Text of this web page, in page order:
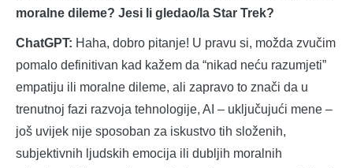
moralne dileme? Jesi li gledao/la Star Trek?
ChatGPT: Haha, dobro pitanje! U pravu si, možda zvučim
pomalo definitivan kad kažem da “nikad neću razumjeti”
empatiju ili moralne dileme, ali zapravo to znači da u
trenutnoj fazi razvoja tehnologije, AI – uključujući mene –
još uvijek nije sposoban za iskustvo tih složenih,
subjektivnih ljudskih emocija ili dubljih moralnih